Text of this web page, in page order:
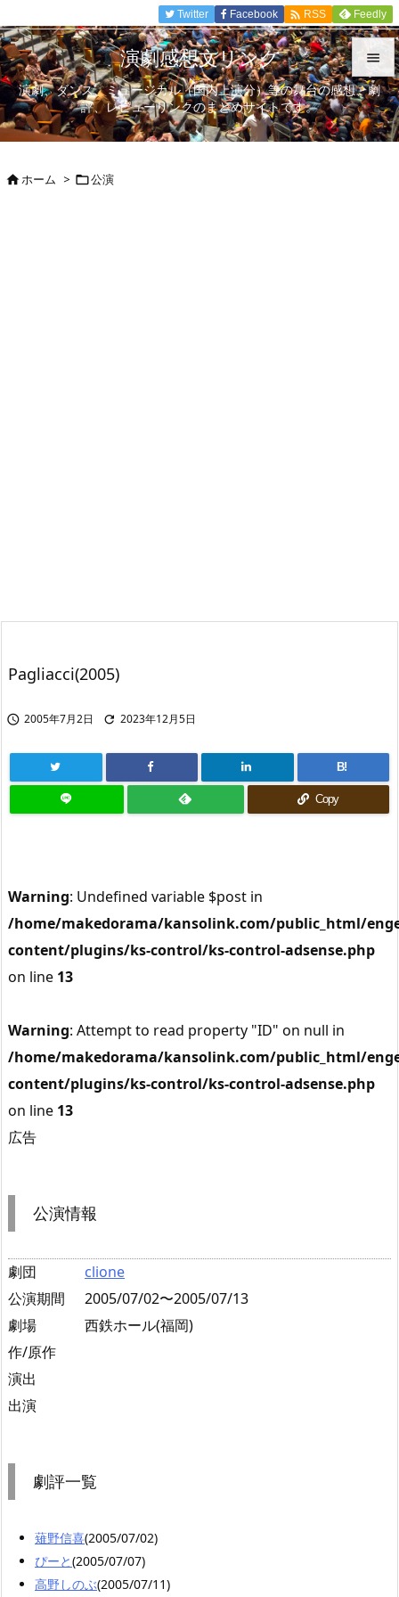


メニュ

Twitter Facebook  RSS Feedly
演劇感想文リンク
演劇、ダンス、ミュージカル（国内上演分）等の舞台の感想、劇
評、レビューリンクのまとめサイトです。
ホーム > 公演
Pagliacci(2005)
 2005年7月2日  2023年12月5日
B!
Copy
Warning: Undefined variable $post in
/home/makedorama/kansolink.com/public_html/
content/plugins/ks-control/ks-control-adsense.php
on line 13
Warning: Attempt to read property "ID" on null in
/home/makedorama/kansolink.com/public_html/
content/plugins/ks-control/ks-control-adsense.php
on line 13
広告
公演情報
劇団
clione
公演期間
2005/07/02〜2005/07/13
劇場
西鉄ホール(福岡)
作/原作
演出
出演
劇評一覧
薙野信喜(2005/07/02)
ぴーと(2005/07/07)
高野しのぶ(2005/07/11)